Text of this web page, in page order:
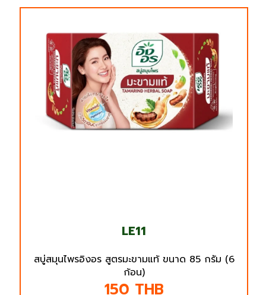
LE11
สบู่สมุนไพรอิงอร สูตรมะขามแท้ ขนาด 85 กรัม (6
ก้อน)
150 THB